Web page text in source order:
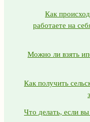
Как
работаете на
Можно ли взять
Как получить
Что делать, если